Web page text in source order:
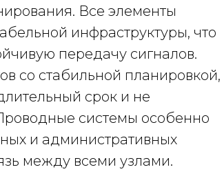
Все элементы
инфраструктуры, что
передачу сигналов.
со стабильной планировкой,
срок и не
системы особенно
и административных
между всеми узлами.